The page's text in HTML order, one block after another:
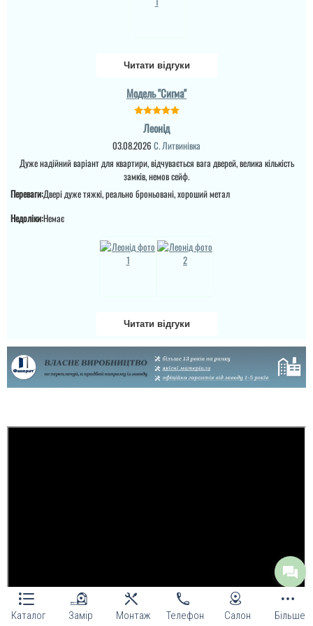
Каталог Замір Монтаж Телефон Салон Більше
Читати відгуки
Модель "Сигма"
Леонід
03.08.2026 С. Литвинівка
Дуже надійний варіант для квартири, відчувається вага дверей, велика кількість
замків, немов сейф.
Переваги:Двері дуже тяжкі, реально броньовані, хороший метал
Недоліки:Немає
Читати відгуки